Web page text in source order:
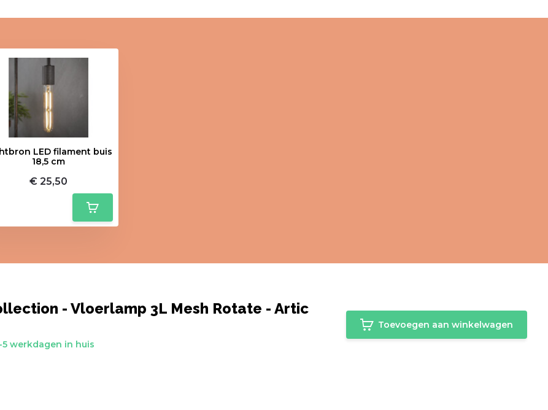
LED filament buis
18,5 cm
€ 25,50
- Vloerlamp 3L Mesh Rotate - Artic
5 werkdagen in huis
Toevoegen aan winkelwagen